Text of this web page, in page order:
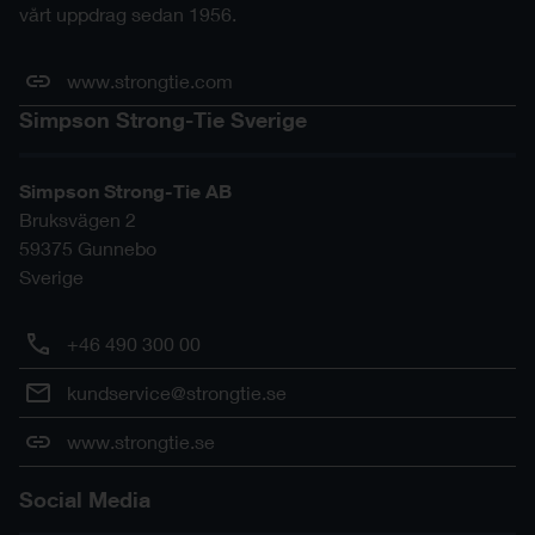
vårt uppdrag sedan 1956.
www.strongtie.com
Simpson Strong-Tie Sverige
Simpson Strong-Tie AB
Bruksvägen 2
59375 Gunnebo
Sverige
+46 490 300 00
kundservice@strongtie.se
www.strongtie.se
Social Media